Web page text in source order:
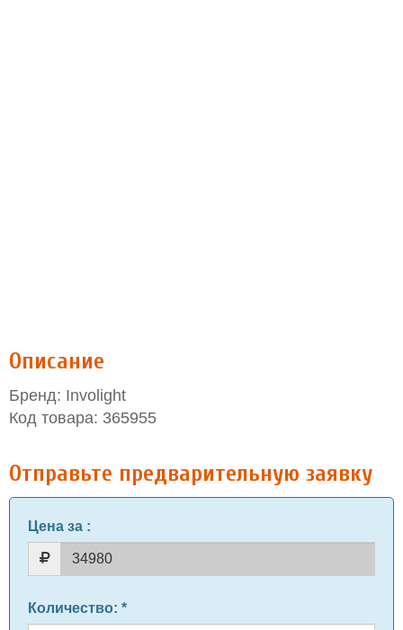
Описание
Бренд: Involight
Код товара: 365955
Отправьте предварительную заявку
Цена за :
Количество: *